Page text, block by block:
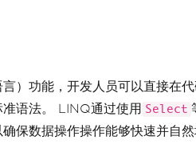
）功能，开发人员可以直接在
语法。 LINQ通过使用 Select
保数据操作操作能够快速并自